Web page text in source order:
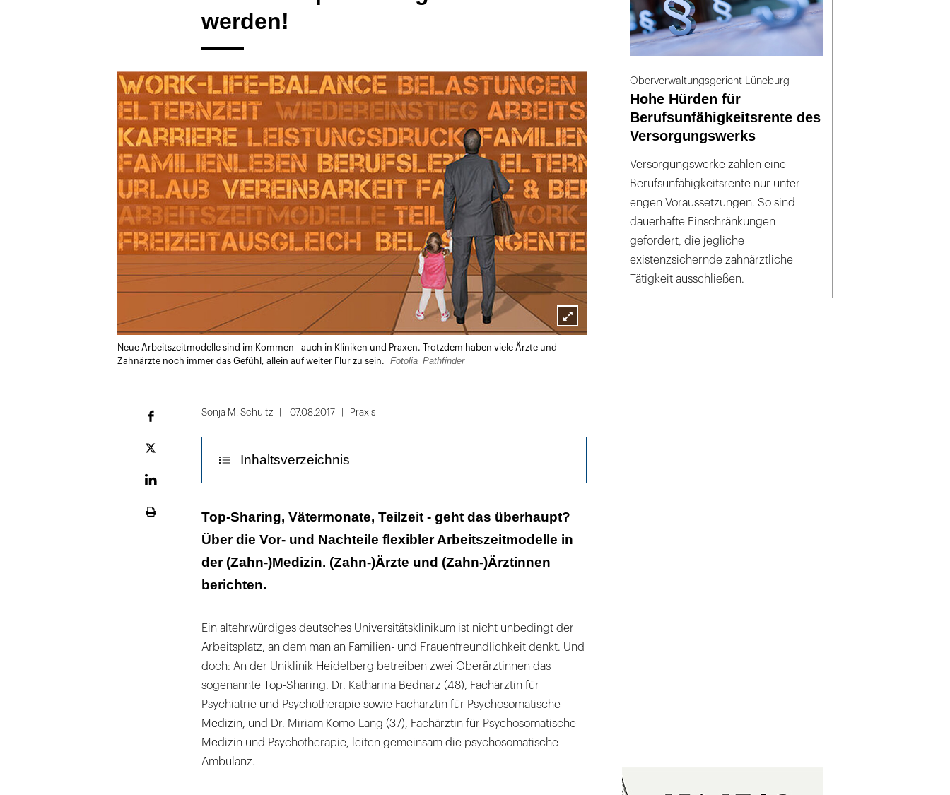
werden!
Lightbox
Neue Arbeitszeitmodelle sind im Kommen - auch in Kliniken und Praxen. Trotzdem haben viele Ärzte und
Zahnärzte noch immer das Gefühl, allein auf weiter Flur zu sein.
Fotolia_Pathfinder
Plattform
Sonja M. Schultz 07.08.2017 Praxis
Inhaltsverzeichnis
Eine Doppelspitze dank Top-Sharing
"Ich kann mich darauf verlassen, dass jemand meinen Job gut
macht, wenn ich nicht da bin!"
"Am Anfang hat es ein paar Mal gekracht!"
Man braucht einen guten Draht zur Personalabteilung
Angst vor dem Karriereknick
"Je mehr ich für etwas, das ich als normal empfand,
beglückwünscht und gelobt wurde, desto klarer zeigte sich, dass
es noch nicht überall Routine ist."
Top-Sharing, Vätermonate, Teilzeit - geht das überhaupt?
Über die Vor- und Nachteile flexibler Arbeitszeitmodelle in
der (Zahn-)Medizin. (Zahn-)Ärzte und (Zahn-)Ärztinnen
berichten.
Ein altehrwürdiges deutsches Universitätsklinikum ist nicht unbedingt der
Arbeitsplatz, an dem man an Familien- und Frauenfreundlichkeit denkt. Und
doch: An der Uniklinik Heidelberg betreiben zwei Oberärztinnen das
sogenannte Top-Sharing. Dr. Katharina Bednarz (48), Fachärztin für
Psychiatrie und Psychotherapie sowie Fachärztin für Psychosomatische
Medizin, und Dr. Miriam Komo-Lang (37), Fachärztin für Psychosomatische
Medizin und Psychotherapie, leiten gemeinsam die psychosomatische
Ambulanz.
Oberverwaltungsgericht Lüneburg
Hohe Hürden für
Berufsunfähigkeitsrente des
Versorgungswerks
Versorgungswerke zahlen eine
Berufsunfähigkeitsrente nur unter
engen Voraussetzungen. So sind
dauerhafte Einschränkungen
gefordert, die jegliche
existenzsichernde zahnärztliche
Tätigkeit ausschließen.